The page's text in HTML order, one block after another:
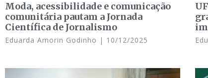
Moda, acessibilidade e comunicação
comunitária pautam a Jornada
Científica de Jornalismo
Eduarda Amorin Godinho 10/12/2025